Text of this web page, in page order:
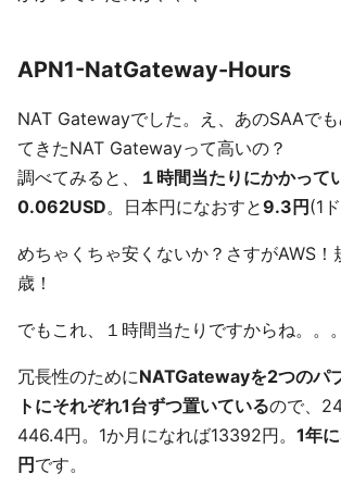
APN1-NatGateway-Hours
NAT Gatewayでした。え、あのSAAで
てきたNAT Gatewayって高いの？
調べてみると、
１時間当たりにかかって
0.062USD。日本円になおすと9.3円(1
めちゃくちゃ安くないか？さすがAWS！
歳！
でもこれ、１時間当たりですからね。。。
冗長性のためにNATGatewayを2つのパ
トにそれぞれ1台ずつ置いているので、
446.4円。1か月になれば13392円。 1年
円です。